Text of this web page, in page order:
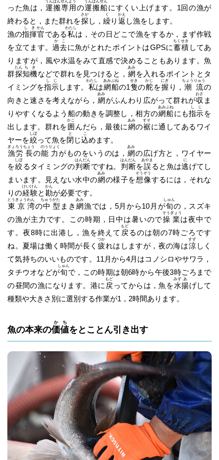
った魚は， 運
うん
搬
ぱん
専
せん
用
よう
の運
うん
搬
ぱん
船
せん
にすくい上げます。1回の漁が
終わると，また群れを探
さが
し，繰
く
り 返
かえ
し漁をします。
漁の指
し
揮
き
官
かん
である私
わたし
は，その日どこで漁をするか，まず作戦
を立てます。過
か
去
こ
に魚がとれたポイントはGPSに蓄
ちく
積
せき
してあ
りますが，風や水温をみて直感で決めることもあります。魚
群探
たん
知
ち
機
き
などで群れを見つけると， 網
あみ
を入れるポイントとタ
イミングを指
し
示
じ
します。 私
わたし
は網
あみ
船
ぶね
の1隻
せき
の舵
かじ
を握
にぎ
り， 潮
ちょう
流
りゅう
の
向きと速さを考えながら， 網
あみ
がふんわり広がって群れが収
おさ
ま
りやすくなるよう船の動きを調整し，相方の網
あみ
船
ぶね
にも指
し
示
じ
を
出します。群れを囲
かこ
んだら，最後に網
あみ
の裾
すそ
に通してあるワイ
ヤーを絞
しぼ
って魚を閉
と
じ込
こ
めます。
漁
ぎょ
労
ろう
長
ちょう
の能
のう
力
りょく
がものをいうのは， 網
あみ
の広げ方と，ワイヤー
を絞
しぼ
るタイミングの判
はん
断
だん
ですね。 判
はん
断
だん
を誤
あやま
ると魚は逃
に
げてし
まいます。見えない水中の網
あみ
の様子を想
そう
像
ぞう
するには，それな
りの経
けい
験
けん
と 勘
かん
が必要です。
東
とう
京
きょう
湾
わん
の中
ちゅう
型
がた
まき 網
あみ
漁では，5月から10月が旬
しゅん
の，スズキ
の漁が主力です。この時期，日中は暑いので操
そう
業
ぎょう
は夜中で
す。夜8時に出港し，漁を終えて 戻
もど
るのは朝の7時ごろです
ね。夏場は働く時間が長く 疲
つか
れはしますが，夜の海は涼
すず
しく
て気持ちのいいものです。11月から4月はコノシロやサワラ，
タチウオなどが旬
しゅん
で，この時期は朝6時から午後3時ごろまで
の昼間の漁になります。港に 戻
もど
ってからは，魚を水
みず
揚
あ
げして
種類や大きさ別に選別する作業が1，2時間あります。
魚の本来の価
か
値
ち
をとことん引き出す